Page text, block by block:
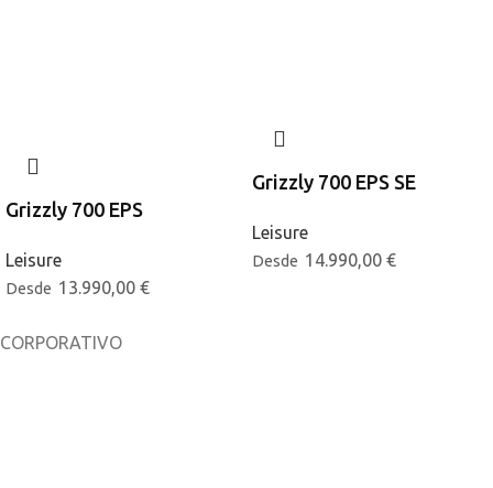
Grizzly 700 EPS
Leisure
Desde 13.990,00 €
Grizzly 700 EPS SE
Leisure
Desde 14.990,00 €
CORPORATIVO